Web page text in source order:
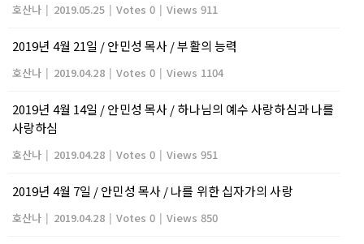
호산나 | 2019.05.25 | Votes 0 | Views 911
2019년 4월 21일 / 안민성 목사 / 부활의 능력
호산나 | 2019.04.28 | Votes 0 | Views 1104
2019년 4월 14일 / 안민성 목사 / 하나님의 예수 사랑하심과 나를
사랑하심
호산나 | 2019.04.28 | Votes 0 | Views 951
2019년 4월 7일 / 안민성 목사 / 나를 위한 십자가의 사랑
호산나 | 2019.04.28 | Votes 0 | Views 850